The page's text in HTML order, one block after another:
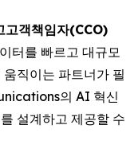
고객책임자(CCO)
터를 빠르고 대규모
직이는 파트너가 필
의 AI 혁신
설계하고 제공할 수